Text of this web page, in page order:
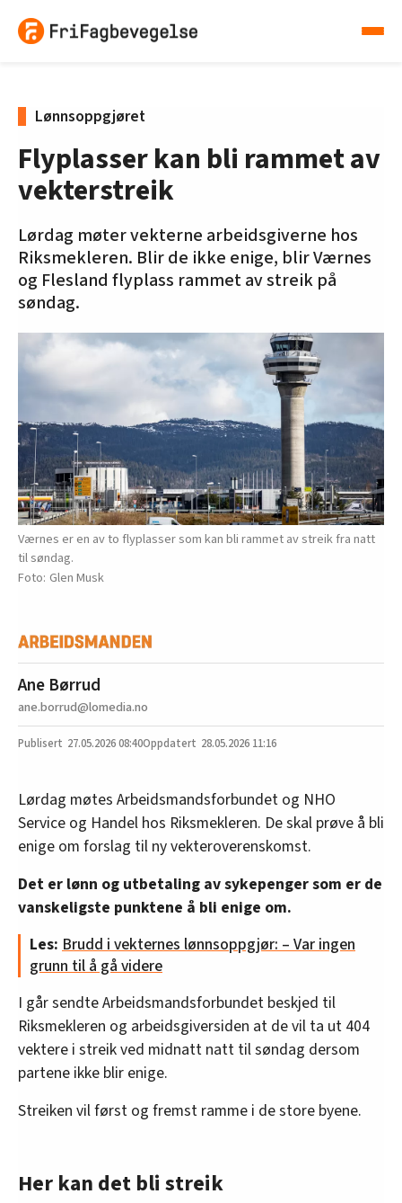
Lønnsoppgjøret
Flyplasser kan bli rammet av
vekterstreik
Lørdag møter vekterne arbeidsgiverne hos
Riksmekleren. Blir de ikke enige, blir Værnes
og Flesland flyplass rammet av streik på
søndag.
Værnes er en av to flyplasser som kan bli rammet av streik fra natt
til søndag.
Glen Musk
Ane Børrud
ane.borrud@lomedia.no
27.05.202608:40 28.05.2026 11:16
Lørdag møtes Arbeidsmandsforbundet og NHO
Service og Handel hos Riksmekleren. De skal prøve å bli
enige om forslag til ny vekteroverenskomst.
Det er lønn og utbetaling av sykepenger som er de
vanskeligste punktene å bli enige om.
Les: Brudd i vekternes lønnsoppgjør: – Var ingen
grunn til å gå videre
I går sendte Arbeidsmandsforbundet beskjed til
Riksmekleren og arbeidsgiversiden at de vil ta ut 404
vektere i streik ved midnatt natt til søndag dersom
partene ikke blir enige.
Streiken vil først og fremst ramme i de store byene.
Her kan det bli streik